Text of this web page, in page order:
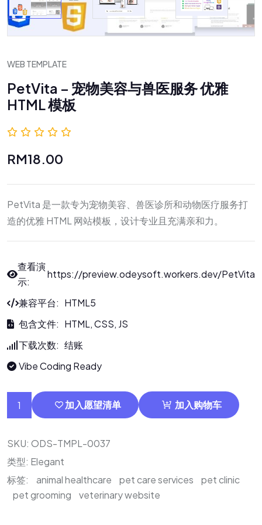
WEB TEMPLATE
PetVita – 宠物美容与兽医服务 优雅
HTML 模板
RM18.00
PetVita 是一款专为宠物美容、兽医诊所和动物医疗服务打
造的优雅 HTML 网站模板，设计专业且充满亲和力。
查看演
示:
https://preview.odeysoft.workers.dev/PetVita
兼容平台: HTML5
包含文件: HTML, CSS, JS
下载次数: 结账
Vibe Coding Ready
加入愿望清单 加入购物车
SKU: ODS-TMPL-0037
类型: Elegant
标签:
animal healthcare pet care services
pet clinic
pet grooming
veterinary website